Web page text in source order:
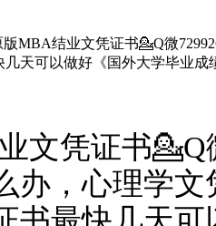
MBA结业文凭证书💁Q微
天可以做好《国外大学毕业成
文凭证书
办，心理学